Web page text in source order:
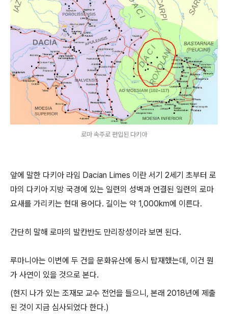
로마 속주로 편입된 다키아
앞에 말한 다키아 라임 Dacian Limes 이란 서기 2세기 초부터 로
마의 다키아 지방 국경에 있는 일련의 성벽과 연결된 일련의 로마
요새를 가리키는 현대 용어다. 길이는 약 1,000km에 이른다.
간단히 말해 로마의 발칸반도 만리장성이라 보면 된다.
루마니아는 이번에 두 건을 문화유산에 동시 탑재했는데, 이건 뭔
가 사연이 있을 것으로 본다.
(현지 나가 있는 조재모 교수 전언을 들으니, 본래 2018년에 제출
된 것이 지금 심사되었다 한다.)